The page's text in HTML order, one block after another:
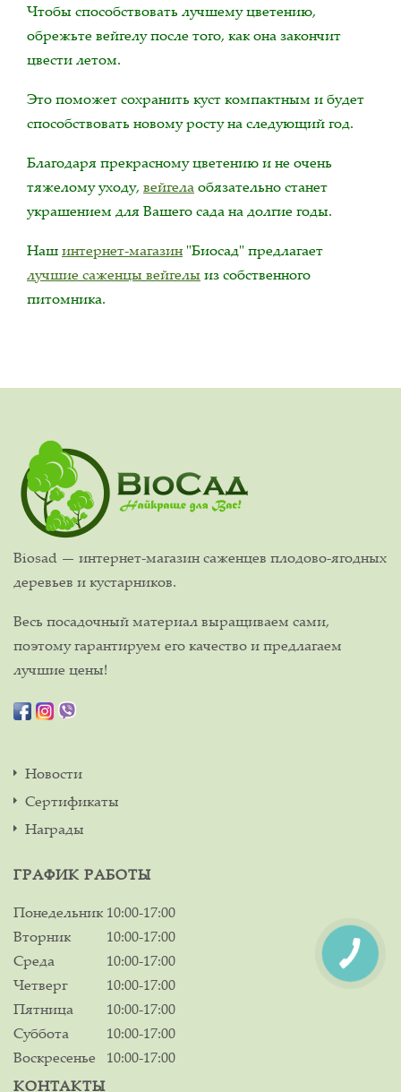
Чтобы способствовать лучшему цветению,
обрежьте вейгелу после того, как она закончит
цвести летом.
Это поможет сохранить куст компактным и будет
способствовать новому росту на следующий год.
Благодаря прекрасному цветению и не очень
тяжелому уходу, вейгелаобязательно станет
украшением для Вашего сада на долгие годы.
Нашинтернет-магазин "Биосад" предлагает
лучшие саженцы вейгелы из собственного
питомника.
Biosad — интернет-магазин саженцев плодово-ягодных
деревьев и кустарников.
Весь посадочный материал выращиваем сами,
поэтому гарантируем его качество и предлагаем
лучшие цены!
Новости
Сертификаты
Награды
ГРАФИК РАБОТЫ
Понедельник 10:00-17:00
Вторник
10:00-17:00
Среда
10:00-17:00
Четверг
10:00-17:00
Пятница
10:00-17:00
Суббота
10:00-17:00
Воскресенье
10:00-17:00
КОНТАКТЫ